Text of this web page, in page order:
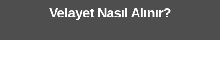
Velayet Nasıl Alınır?